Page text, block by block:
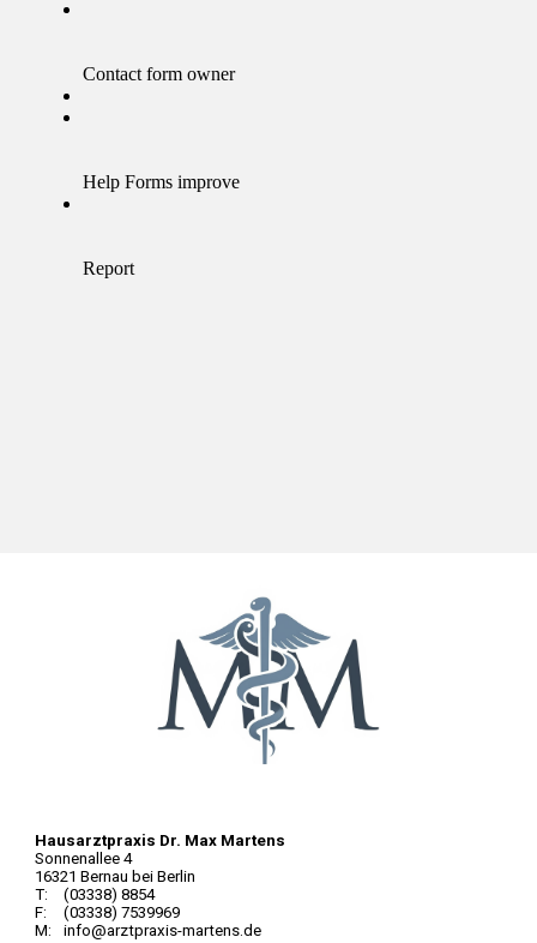
Hausarztpraxis Dr. Max Martens
Sonnenallee 4
16321 Bernau bei Berlin
T:
(03338) 8854
F:
(03338) 7539969
M:
info@arztpraxis-martens.de